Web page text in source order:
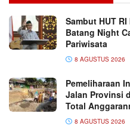
Sambut HUT
Batang Night
Pariwisata
8 AGUSTUS 2026
Pemeliharaan
Jalan Provinsi
Total
8 AGUSTUS 2026